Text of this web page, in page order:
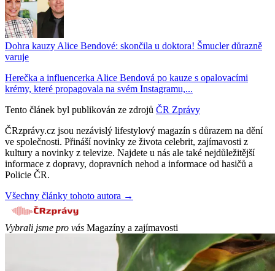
Dohra kauzy Alice Bendové: skončila u doktora! Šmucler důrazně
varuje
Herečka a influencerka Alice Bendová po kauze s opalovacími
krémy, které propagovala na svém Instagramu,...
Tento článek byl publikován ze zdrojů ČR Zprávy
ČRzprávy.cz jsou nezávislý lifestylový magazín s důrazem na dění
ve společnosti. Přináší novinky ze života celebrit, zajímavosti z
kultury a novinky z televize. Najdete u nás ale také nejdůležitější
informace z dopravy, dopravních nehod a informace od hasičů a
Policie ČR.
Všechny články tohoto autora →
Vybrali jsme pro vás Magazíny a zajímavosti